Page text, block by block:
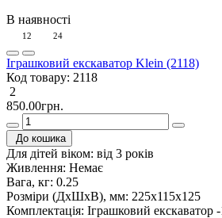
В наявності
12 24
Іграшковий екскаватор Klein (2118)
Код товару: 2118
2
850.00грн.
До кошика
Для дітей віком: від 3 років
Живлення: Немає
Вага, кг: 0.25
Розміри (ДxШxВ), мм: 225х115х125
Комплектація: Іграшковий екскаватор